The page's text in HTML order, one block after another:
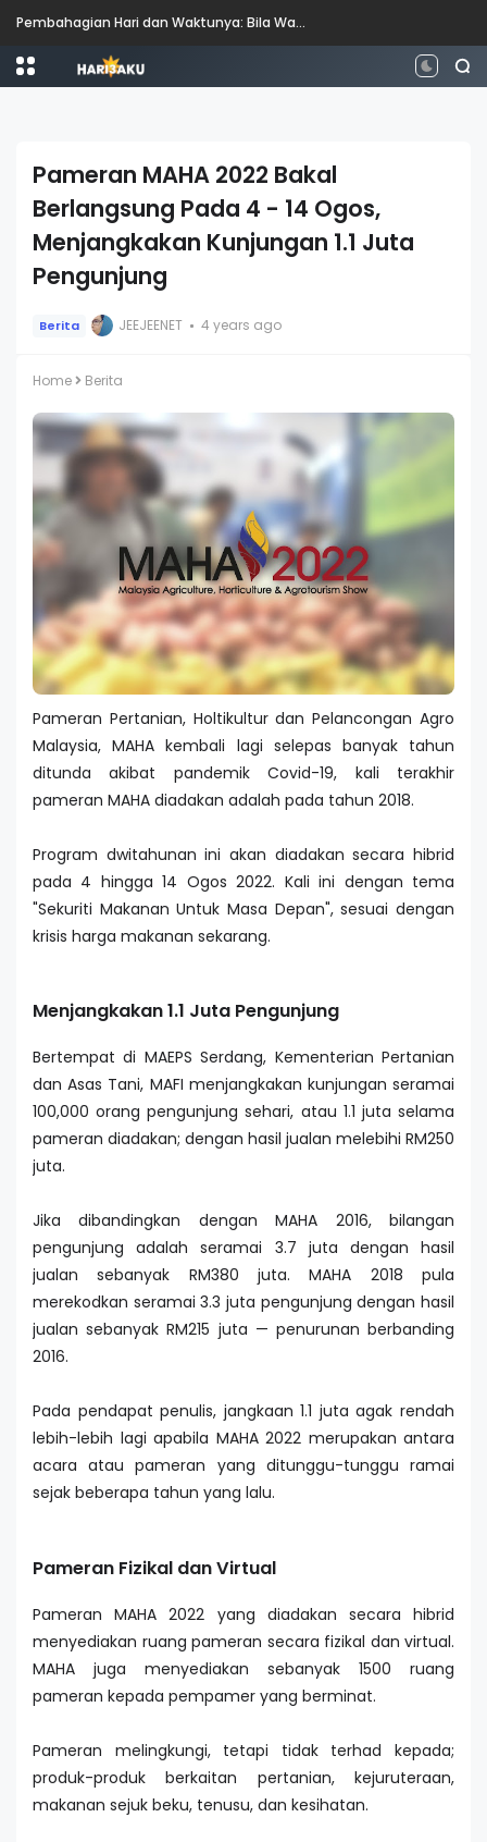
Pembahagian Hari dan Waktunya: Bila Waktunya Pagi, Tengah Hari, Petang dan Malam?
Pameran MAHA 2022 Bakal
Berlangsung Pada 4 - 14 Ogos,
Menjangkakan Kunjungan 1.1 Juta
Pengunjung
Berita JEEJEENET 4 years ago
Home Berita
Pameran Pertanian, Holtikultur dan Pelancongan Agro
Malaysia, MAHA kembali lagi selepas banyak tahun
ditunda akibat pandemik Covid-19, kali terakhir
pameran MAHA diadakan adalah pada tahun 2018.
Program dwitahunan ini akan diadakan secara hibrid
pada 4 hingga 14 Ogos 2022. Kali ini dengan tema
"Sekuriti Makanan Untuk Masa Depan", sesuai dengan
krisis harga makanan sekarang.
Menjangkakan 1.1 Juta Pengunjung
Bertempat di MAEPS Serdang, Kementerian Pertanian
dan Asas Tani, MAFI menjangkakan kunjungan seramai
100,000 orang pengunjung sehari, atau 1.1 juta selama
pameran diadakan; dengan hasil jualan melebihi RM250
juta.
Jika dibandingkan dengan MAHA 2016, bilangan
pengunjung adalah seramai 3.7 juta dengan hasil
jualan sebanyak RM380 juta. MAHA 2018 pula
merekodkan seramai 3.3 juta pengunjung dengan hasil
jualan sebanyak RM215 juta — penurunan berbanding
2016.
Pada pendapat penulis, jangkaan 1.1 juta agak rendah
lebih-lebih lagi apabila MAHA 2022 merupakan antara
acara atau pameran yang ditunggu-tunggu ramai
sejak beberapa tahun yang lalu.
Pameran Fizikal dan Virtual
Pameran MAHA 2022 yang diadakan secara hibrid
menyediakan ruang pameran secara fizikal dan virtual.
MAHA juga menyediakan sebanyak 1500 ruang
pameran kepada pempamer yang berminat.
Pameran melingkungi, tetapi tidak terhad kepada;
produk-produk berkaitan pertanian, kejuruteraan,
makanan sejuk beku, tenusu, dan kesihatan.